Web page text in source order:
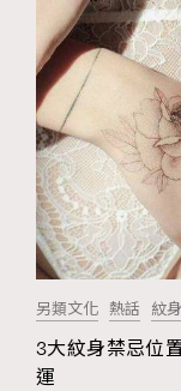
法國五月
另類文化 熱話 紋身
3大紋身禁忌位
運